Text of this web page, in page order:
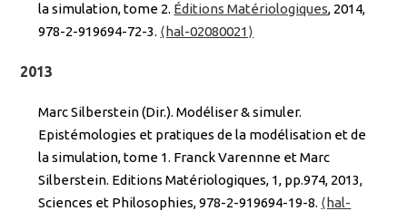
la simulation, tome 2. Éditions Matériologiques, 2014,
978-2-919694-72-3. ⟨hal-02080021⟩
2013
Marc Silberstein (Dir.). Modéliser & simuler.
Epistémologies et pratiques de la modélisation et de
la simulation, tome 1. Franck Varennne et Marc
Silberstein. Editions Matériologiques, 1, pp.974, 2013,
Sciences et Philosophies, 978-2-919694-19-8. ⟨hal-